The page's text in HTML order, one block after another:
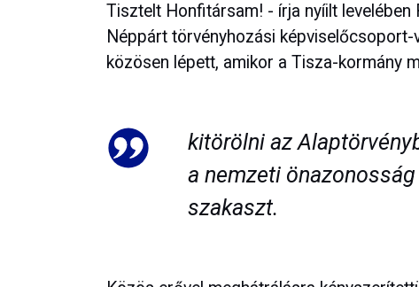
Tisztelt Honfitársam! - írja nyíilt levelében
Néppárt törvényhozási
közösen lépett, amikor a Tisza-kormány
kitörölni az
a nemzeti
szakaszt.